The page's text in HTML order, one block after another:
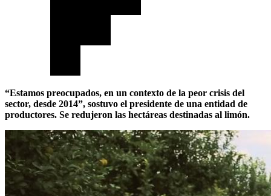
“Estamos preocupados, en un contexto de la peor crisis del
sector, desde 2014”, sostuvo el presidente de una entidad de
productores. Se redujeron las hectáreas destinadas al limón.